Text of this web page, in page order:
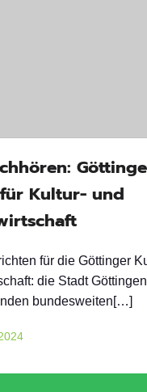
Kultur- und
für die Göttinger
die Stadt
bundesweiten[…]